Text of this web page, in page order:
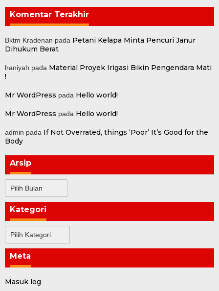
Komentar Terakhir
Bktm Kradenan pada Petani Kelapa Minta Pencuri Janur
Dihukum Berat
haniyah pada Material Proyek Irigasi Bikin Pengendara Mati
!
Mr WordPress pada Hello world!
Mr WordPress pada Hello world!
admin pada If Not Overrated, things ‘Poor’ It’s Good for the
Body
Arsip
Kategori
Meta
Masuk log